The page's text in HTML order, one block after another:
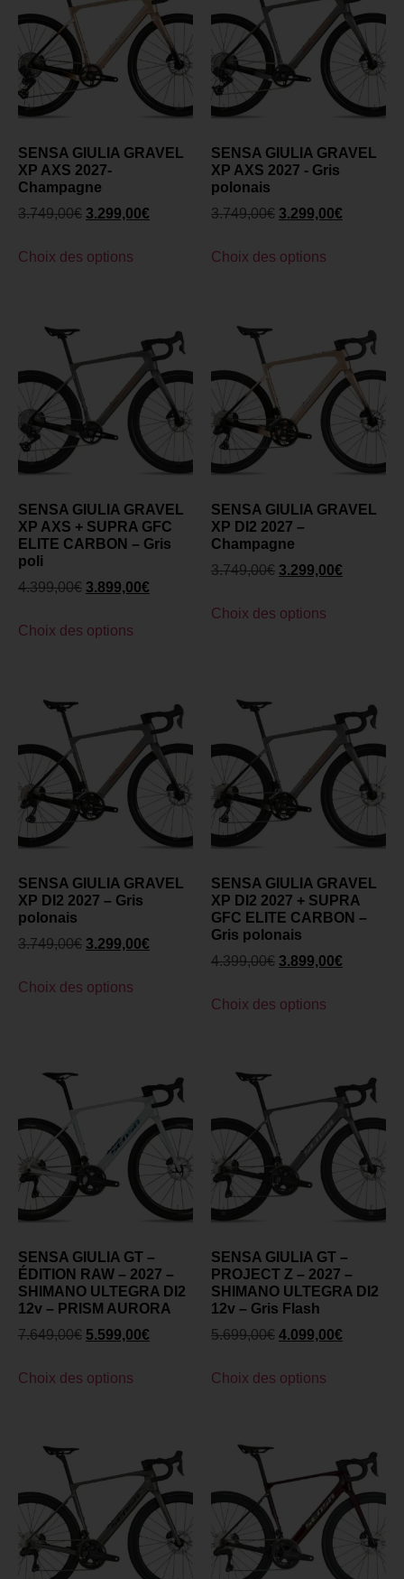
SENSA GIULIA GRAVEL
XP AXS 2027-
Champagne
3.749,00€ 3.299,00€
Choix des options
SENSA GIULIA GRAVEL
XP AXS 2027 - Gris
polonais
3.749,00€ 3.299,00€
Choix des options
SENSA GIULIA GRAVEL
XP AXS + SUPRA GFC
ELITE CARBON – Gris
poli
4.399,00€ 3.899,00€
Choix des options
SENSA GIULIA GRAVEL
XP DI2 2027 –
Champagne
3.749,00€ 3.299,00€
Choix des options
SENSA GIULIA GRAVEL
XP DI2 2027 – Gris
polonais
3.749,00€ 3.299,00€
Choix des options
SENSA GIULIA GRAVEL
XP DI2 2027 + SUPRA
GFC ELITE CARBON –
Gris polonais
4.399,00€ 3.899,00€
Choix des options
SENSA GIULIA GT –
ÉDITION RAW – 2027 –
SHIMANO ULTEGRA DI2
12v – PRISM AURORA
7.649,00€ 5.599,00€
Choix des options
SENSA GIULIA GT –
PROJECT Z – 2027 –
SHIMANO ULTEGRA DI2
12v – Gris Flash
5.699,00€ 4.099,00€
Choix des options